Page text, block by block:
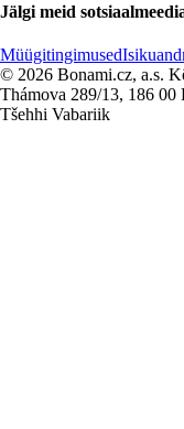
Jälgi meid
Müügitingimused
© 2026 Bonami.cz, a.s.
Thámova 289/13, 186 00
Tšehhi Vabariik